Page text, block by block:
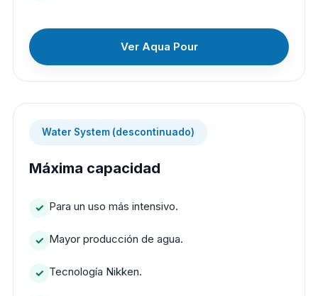
Ver Aqua Pour
Water System (descontinuado)
Máxima capacidad
Para un uso más intensivo.
Mayor producción de agua.
Tecnología Nikken.